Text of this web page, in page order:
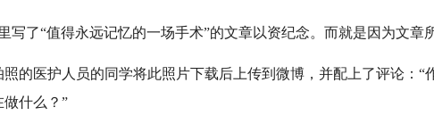
了“值得永远记忆的一场手术”的文章以资纪念。而就是因为文章
医护人员的同学将此照片下载后上传到微博，并配上了评论：“
什么？”